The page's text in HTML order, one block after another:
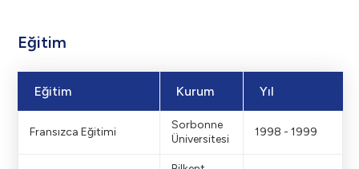
Eğitim
Eğitim Kurum Yıl
Fransızca Eğitimi
Sorbonne
Üniversitesi
1998 - 1999